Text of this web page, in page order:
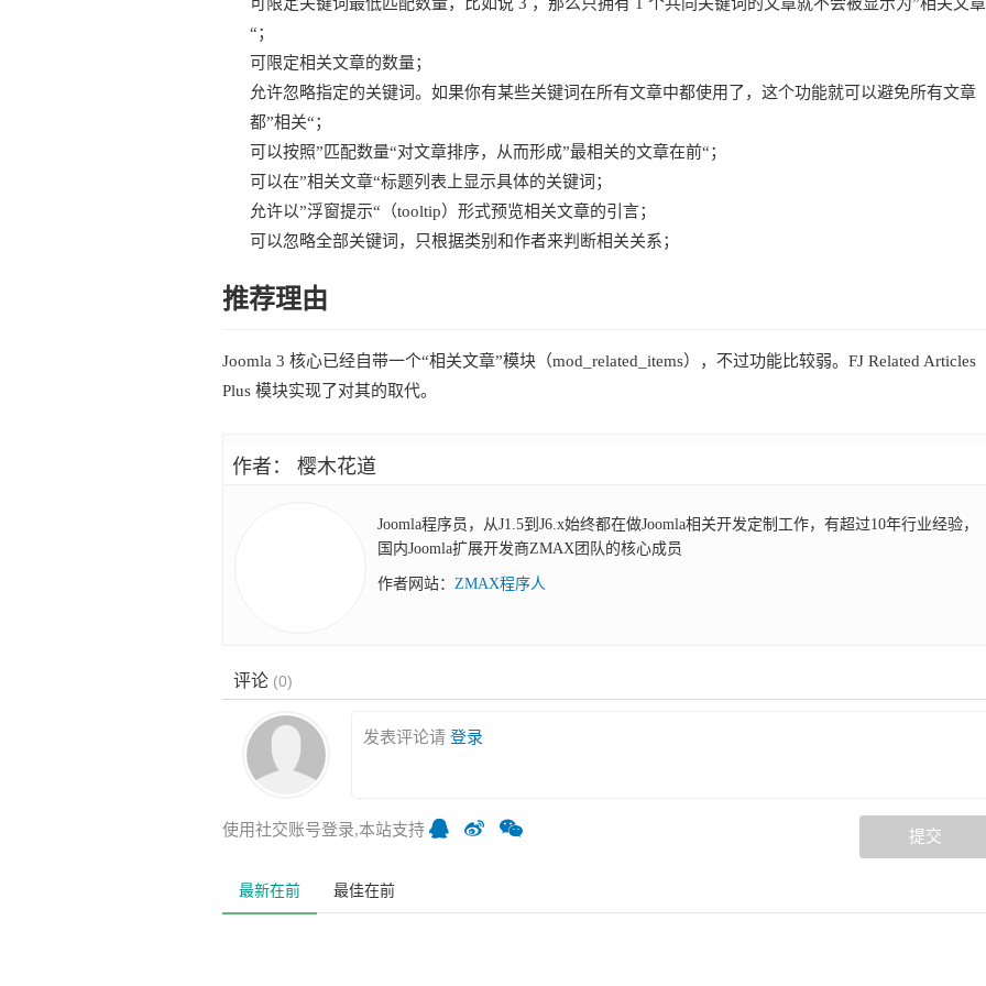
“；
可限定相关文章的数量；
允许忽略指定的关键词。如果你有某些关键词在所有文章中都使用了，这个功能就可以避免所有文章
都”相关“；
可以按照”匹配数量“对文章排序，从而形成”最相关的文章在前“；
可以在”相关文章“标题列表上显示具体的关键词；
允许以”浮窗提示“（tooltip）形式预览相关文章的引言；
可以忽略全部关键词，只根据类别和作者来判断相关关系；
推荐理由
Joomla 3 核心已经自带一个“相关文章”模块（mod_related_items），不过功能比较弱。FJ Related Articles
Plus 模块实现了对其的取代。
作者： 樱木花道
Joomla程序员，从J1.5到J6.x始终都在做Joomla相关开发定制工作，有超过10年行业经验，
国内Joomla扩展开发商ZMAX团队的核心成员
作者网站： ZMAX程序人
评论 (0)
发表评论请 登录
使用社交账号登录,本站支持 提交
最新在前 最佳在前